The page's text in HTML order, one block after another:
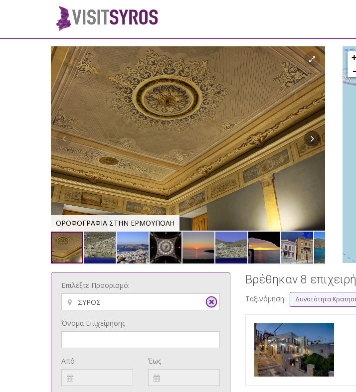
ΟΡΟΦΟΓΡΑΦΙΑ ΣΤΗΝ ΕΡΜΟΥΠΟΛΗ
-
Επιλέξτε Προορισμό:
Όνομα Επιχείρησης
Από Έως
Βρέθηκαν 8
Ταξινόμηση: Δυνατότητα